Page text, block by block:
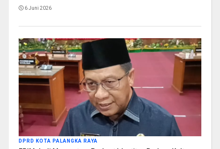
6 Juni 2026
DPRD KOTA PALANGKA RAYA